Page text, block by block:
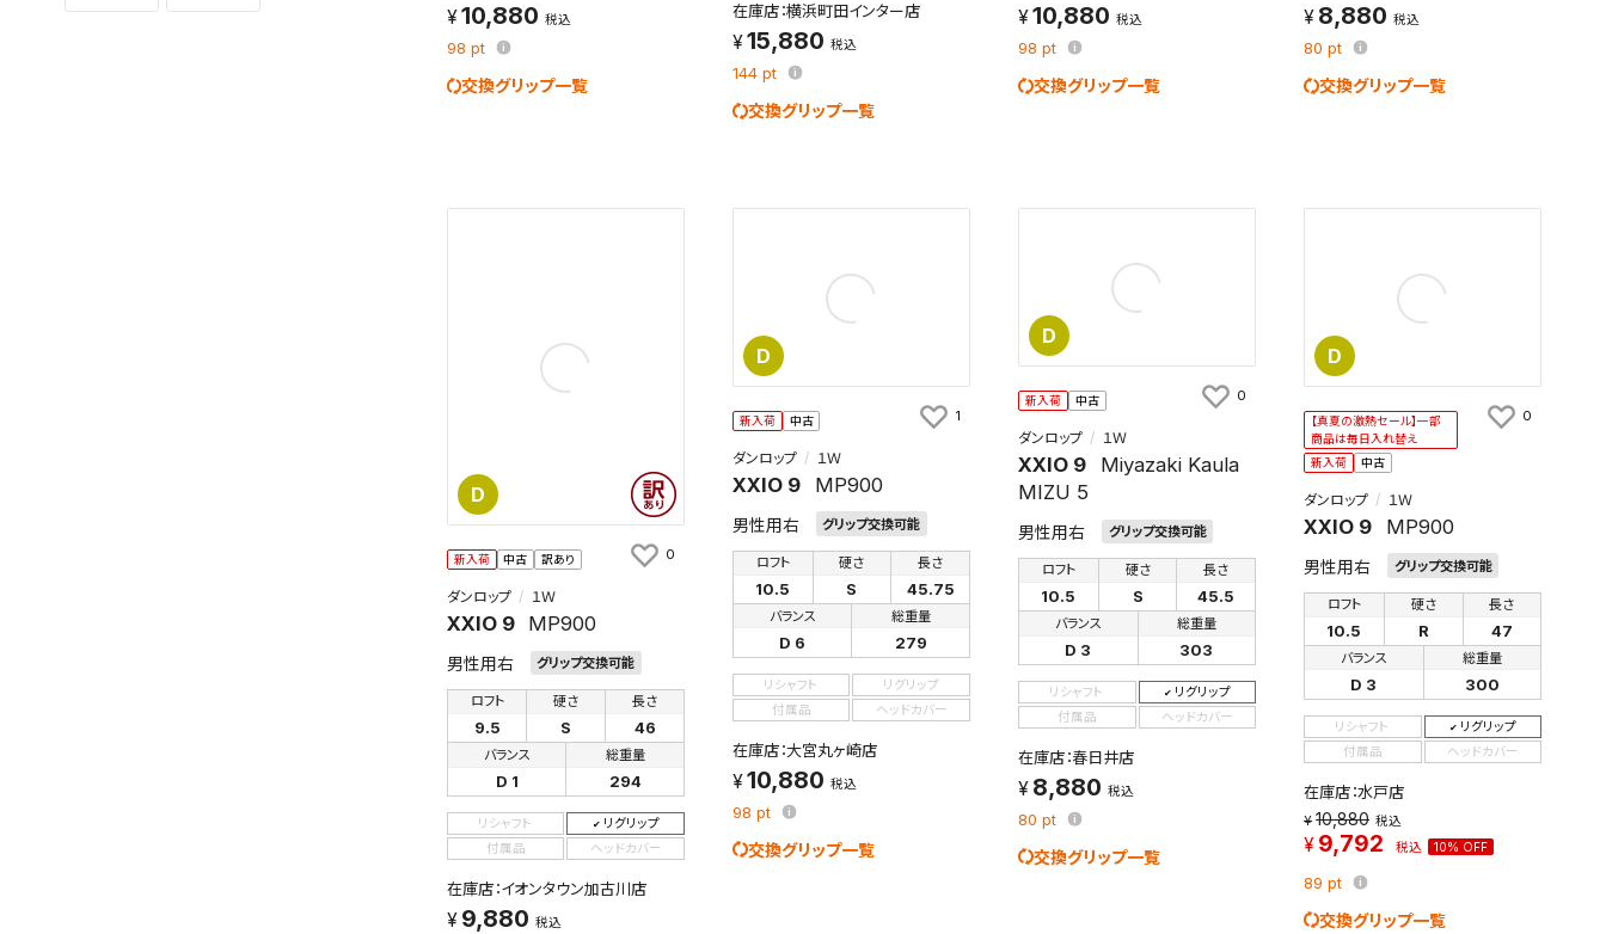
10,880 税込
98 pt
交換グリップ一覧
在庫店：横浜町田インター店
15,880 税込
144 pt
交換グリップ一覧
10,880 税込
98 pt
交換グリップ一覧
8,880 税込
80pt
交換グリップ一覧
D
新入荷 中古 訳あり
ダンロップ １Ｗ
XXIO 9 MP900
男性用右 グリップ交換可能
ロフト
9.5
硬さ
S
長さ
46
バランス
D 1
総重量
294
リシャフト
リグリップ
付属品
ヘッドカバー
在庫店：イオンタウン加古川店
9,880 税込
0
D
新入荷 中古
ダンロップ １Ｗ
XXIO 9 MP900
男性用右 グリップ交換可能
ロフト
10.5
硬さ
S
長さ
45.75
バランス
D 6
総重量
279
リシャフト
リグリップ
付属品
ヘッドカバー
在庫店：大宮丸ヶ崎店
10,880 税込
98 pt
交換グリップ一覧
1
D
新入荷 中古
ダンロップ １Ｗ
XXIO 9
Miyazaki Kaula
MIZU 5
男性用右 グリップ交換可能
ロフト
10.5
硬さ
S
長さ
45.5
バランス
D 3
総重量
303
リシャフト
リグリップ
付属品
ヘッドカバー
在庫店：春日井店
8,880 税込
80 pt
交換グリップ一覧
0
D
【真夏の激熱セール】一部
商品は毎日入れ替え
新入荷
中古
ダンロップ １Ｗ
XXIO 9 MP900
男性用右 グリップ交換可能
ロフト
10.5
硬さ
R
長さ
47
バランス
D 3
総重量
300
リシャフト
リグリップ
付属品
ヘッドカバー
在庫店：水戸店
10,880 税込
9,792 税込 10% OFF
89pt
交換グリップ一覧
0
検索条件を保存
この検索条件をマイページ内「保存検索条件一覧」に保存します。
よく探す商品を、毎回条件指定することなく簡単に開くことができます。
検索条件
新着通知
新着通知を「する」にすると、この条件に一致する商品が入荷した際に、メール及びお客様
のアカウント内の「お知らせ」で通知します。
検索条件を保存
検索条件を保存しました。
これまで保存した検索条件は、マイページの「保存検索条件一覧」で確認できます。